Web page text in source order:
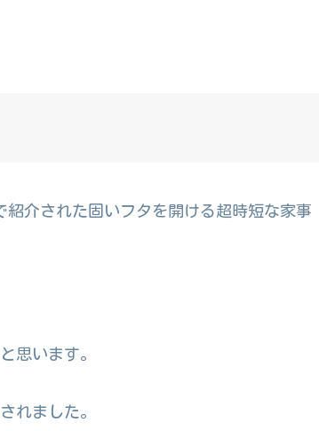
紹介された固いフタを開ける超時短な家事
思います。
れました。